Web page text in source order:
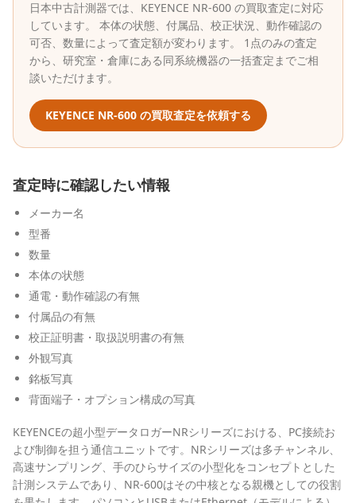
日本中古計測器では、 KEYENCE NR-600 の買取査定に対応
しています。 本体の状態、付属品、校正状況、動作確認の
可否、数量によって査定額が変わります。 1点のみの査定
から、研究室・倉庫にある同系統機器の一括査定までご相
談いただけます。
KEYENCE NR-600 の買取査定を依頼する
査定時に確認したい情報
メーカー名
型番
数量
本体の状態
通電・動作確認の有無
付属品の有無
校正証明書・取扱説明書の有無
外観写真
銘板写真
背面端子・オプション構成の写真
KEYENCEの超小型データロガーNRシリーズにおける、PC接続お
よび制御を担う通信ユニットです。NRシリーズは多チャンネル、
高速サンプリング、手のひらサイズの小型化をコンセプトとした
計測システムであり、NR-600はその中核となる親機としての役割